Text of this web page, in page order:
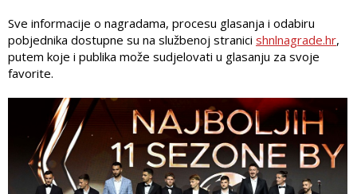
Sve informacije o nagradama, procesu glasanja i odabiru
pobjednika dostupne su na službenoj stranici shnlnagrade.hr,
putem koje i publika može sudjelovati u glasanju za svoje
favorite.